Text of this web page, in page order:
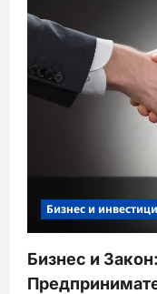
Бизнес и
Бизнес и